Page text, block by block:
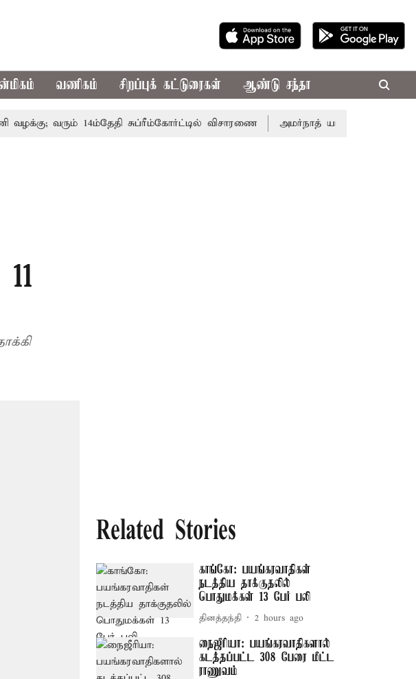
வணிகம் சிறப்புக் கட்டுரைகள் ஆண்டு சந்தா
வரும் 14ம்தேதி சுப்ரீம்கோர்ட்டில் விசாரணை அமர்நாத் யாத்திரை தற்காலிகமாக
Related Stories
காங்கோ: பயங்கரவாதிகள்
நடத்திய தாக்குதலில்
பொதுமக்கள் 13 பேர் பலி
தினத்தந்தி 2 hours ago
நைஜீரியா: பயங்கரவாதிகளால்
கடத்தப்பட்ட 308 பேரை மீட்ட
ராணுவம்